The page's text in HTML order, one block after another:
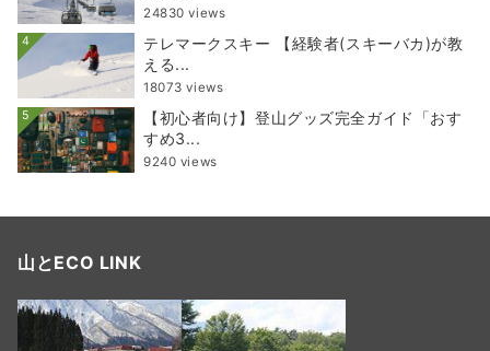
24830 views
4
テレマークスキー 【経験者(スキーバカ)が教
える...
18073 views
5
【初心者向け】登山グッズ完全ガイド「おす
すめ3...
9240 views
山とECO LINK